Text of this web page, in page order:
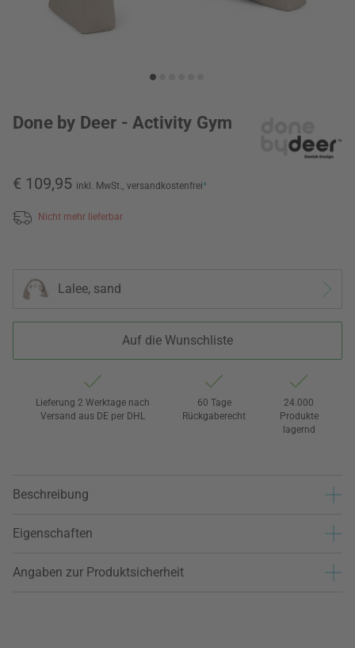
Done by Deer - Activity Gym
€ 109,95 inkl. MwSt., versandkostenfrei*
Nicht mehr lieferbar
Lalee, sand
Auf die Wunschliste
Lieferung 2 Werktage nach
Versand aus DE per DHL
60 Tage
Rückgaberecht
24.000
Produkte
lagernd
Beschreibung
Eigenschaften
Angaben zur Produktsicherheit